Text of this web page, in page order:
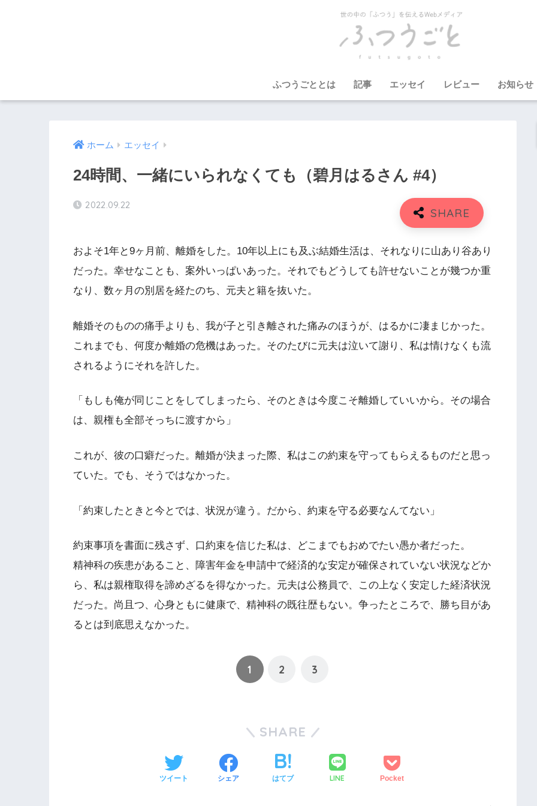
ふつうごととは 記事 エッセイ レビュー お知らせ
ホーム エッセイ
24時間、一緒にいられなくても（碧月はるさん #4）
2022.09.22
およそ1年と9ヶ月前、離婚をした。10年以上にも及ぶ結婚生活は、それなりに山あり谷あり
だった。幸せなことも、案外いっぱいあった。それでもどうしても許せないことが幾つか重
なり、数ヶ月の別居を経たのち、元夫と籍を抜いた。
離婚そのものの痛手よりも、我が子と引き離された痛みのほうが、はるかに凄まじかった。
これまでも、何度か離婚の危機はあった。そのたびに元夫は泣いて謝り、私は情けなくも流
されるようにそれを許した。
「もしも俺が同じことをしてしまったら、そのときは今度こそ離婚していいから。その場合
は、親権も全部そっちに渡すから」
これが、彼の口癖だった。離婚が決まった際、私はこの約束を守ってもらえるものだと思っ
ていた。でも、そうではなかった。
「約束したときと今とでは、状況が違う。だから、約束を守る必要なんてない」
約束事項を書面に残さず、口約束を信じた私は、どこまでもおめでたい愚か者だった。
精神科の疾患があること、障害年金を申請中で経済的な安定が確保されていない状況などか
ら、私は親権取得を諦めざるを得なかった。元夫は公務員で、この上なく安定した経済状況
だった。尚且つ、心身ともに健康で、精神科の既往歴もない。争ったところで、勝ち目があ
るとは到底思えなかった。
1 2 3
SHARE
ツイート シェア はてブ LINE Pocket